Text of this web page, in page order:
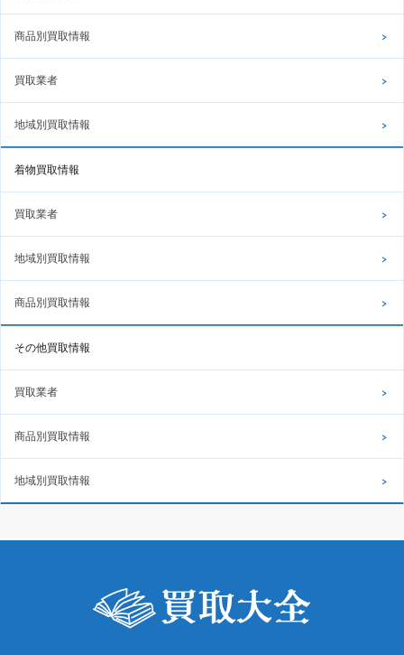
商品別買取情報
買取業者
地域別買取情報
着物買取情報
買取業者
地域別買取情報
商品別買取情報
その他買取情報
買取業者
商品別買取情報
地域別買取情報